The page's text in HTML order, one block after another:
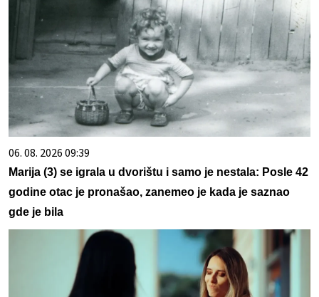
06. 08. 2026 09:39
Marija (3) se igrala u dvorištu i samo je nestala: Posle 42
godine otac je pronašao, zanemeo je kada je saznao
gde je bila